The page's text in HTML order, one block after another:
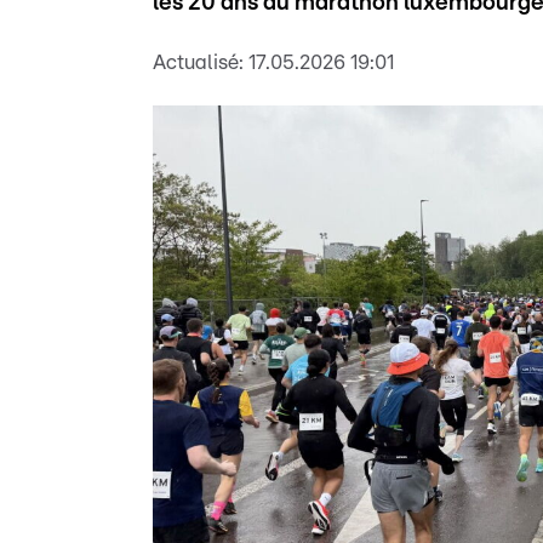
Actualisé: 17.05.2026 19:01